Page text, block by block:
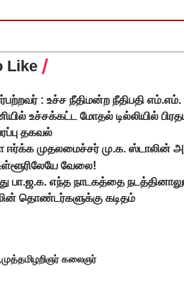
Like
: உச்ச நீதிமன்ற நீதிபதி எம்.எம்.
உச்சக்கட்ட மோதல் டில்லியில்
தகவல்
ஈர்க்க முதலமைச்சர் மு.க. ஸ்டாலின்
வேலை!
பா.ஜ.க. எந்த நாடகத்தை
தொண்டர்களுக்கு கடிதம்
முத்தமிழறிஞர் கலைஞர்